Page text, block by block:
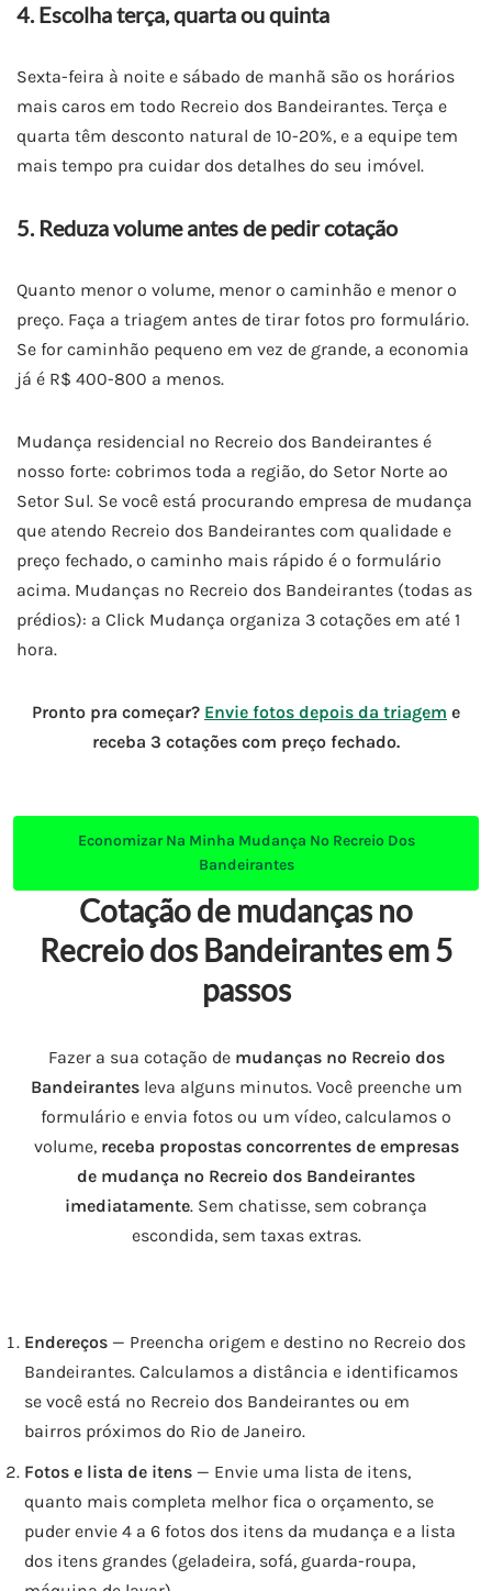
4. Escolha terça, quarta ou quinta
Sexta-feira à noite e sábado de manhã são os horários
mais caros em todo Recreio dos Bandeirantes. Terça e
quarta têm desconto natural de 10-20%, e a equipe tem
mais tempo pra cuidar dos detalhes do seu imóvel.
5. Reduza volume antes de pedir cotação
Quanto menor o volume, menor o caminhão e menor o
preço. Faça a triagem antes de tirar fotos pro formulário.
Se for caminhão pequeno em vez de grande, a economia
já é R$ 400-800 a menos.
Mudança residencial no Recreio dos Bandeirantes é
nosso forte: cobrimos toda a região, do Setor Norte ao
Setor Sul. Se você está procurando empresa de mudança
que atendo Recreio dos Bandeirantes com qualidade e
preço fechado, o caminho mais rápido é o formulário
acima. Mudanças no Recreio dos Bandeirantes (todas as
prédios): a Click Mudança organiza 3 cotações em até 1
hora.
Pronto pra começar? Envie fotos depois da triagem e
receba 3 cotações com preço fechado.
Economizar Na Minha Mudança No Recreio Dos
Bandeirantes
Cotação de mudanças no
Recreio dos Bandeirantes em 5
passos
Fazer a sua cotação de mudanças no Recreio dos
Bandeirantesleva alguns minutos. Você preenche um
formulário e envia fotos ou um vídeo, calculamos o
volume, receba propostas concorrentes de empresas
de mudança no Recreio dos Bandeirantes
imediatamente. Sem chatisse, sem cobrança
escondida, sem taxas extras.
Endereços — Preencha origem e destino no Recreio dos
Bandeirantes. Calculamos a distância e identificamos
se você está no Recreio dos Bandeirantes ou em
bairros próximos do Rio de Janeiro.
Fotos e lista de itens — Envie uma lista de itens,
quanto mais completa melhor fica o orçamento, se
puder envie 4 a 6 fotos dos itens da mudança e a lista
dos itens grandes (geladeira, sofá, guarda-roupa,